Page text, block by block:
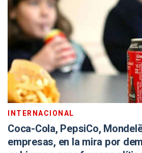
INTERNACIONAL
Coca-Cola, PepsiCo,
empresas, en la mira por